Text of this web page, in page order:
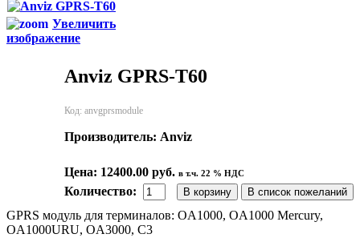
Увеличить
изображение
Anviz GPRS-T60
Код: anvgprsmodule
Производитель: Anviz
Цена: 12400.00 руб. в т.ч. 22 % НДС
Количество:
GPRS модуль для терминалов: OA1000, OA1000 Mercury,
OA1000URU, OA3000, С3